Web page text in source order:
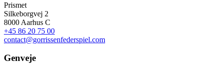
Prismet
Silkeborgvej 2
8000 Aarhus C
+45 86 20 75 00
contact@gorrissenfederspiel.com
Genveje